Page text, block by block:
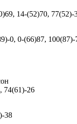
14-(52)70, 77(52)-
0, 0-(66)87, 100(87)-
74(61)-26
38